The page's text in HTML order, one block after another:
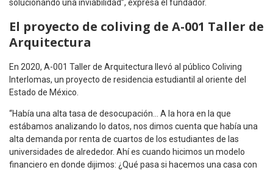
solucionando una inviabilidad”, expresa el fundador.
El proyecto de coliving de A-001 Taller de
Arquitectura
En 2020, A-001 Taller de Arquitectura llevó al público Coliving
Interlomas, un proyecto de residencia estudiantil al oriente del
Estado de México.
“Había una alta tasa de desocupación… A la hora en la que
estábamos analizando lo datos, nos dimos cuenta que había una
alta demanda por renta de cuartos de los estudiantes de las
universidades de alrededor. Ahí es cuando hicimos un modelo
financiero en donde dijimos: ¿Qué pasa si hacemos una casa con